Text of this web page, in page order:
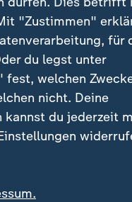
Karibik entsandt.
"Zustimmen"
für
du legst unter
welchen
nicht. Deine
kannst du jederzeit